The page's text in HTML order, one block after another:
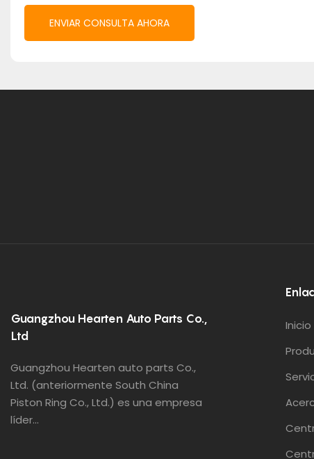
ENVIAR CONSULTA AHORA
Guangzhou Hearten Auto Parts Co.,
Ltd
Guangzhou Hearten auto parts Co.,
Ltd. (anteriormente South China
Piston Ring Co., Ltd.) es una empresa
líder...
Inicio